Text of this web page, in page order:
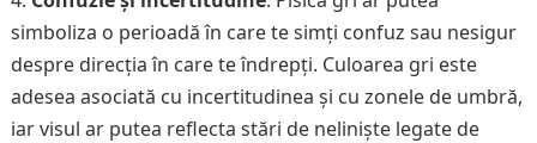
simboliza o perioadă în care te simți confuz sau nesigur
despre direcția în care te îndrepți. Culoarea gri este
adesea asociată cu incertitudinea și cu zonele de umbră,
iar visul ar putea reflecta stări de neliniște legate de